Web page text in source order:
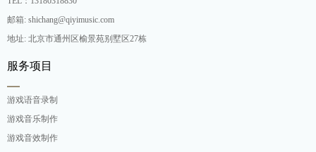
邮箱: shichang@qiyimusic.com
地址: 北京市通州区榆景苑别墅区27栋
服务项目
游戏语音录制
游戏音乐制作
游戏音效制作